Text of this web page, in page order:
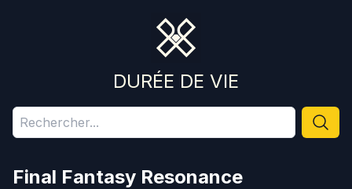
DURÉE DE VIE
Final Fantasy Resonance